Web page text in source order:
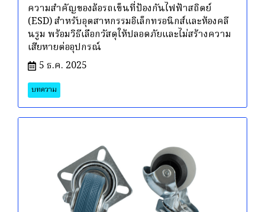
ความสำคัญของล้อรถเข็นที่ป้องกันไฟฟ้าสถิตย์
(ESD) สำหรับอุตสาหกรรมอิเล็กทรอนิกส์และห้องคลี
นรูม พร้อมวิธีเลือกวัสดุให้ปลอดภัยและไม่สร้างความ
เสียหายต่ออุปกรณ์
5 ธ.ค. 2025
บทความ